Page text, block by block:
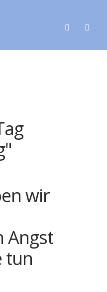
wir
Angst
tun